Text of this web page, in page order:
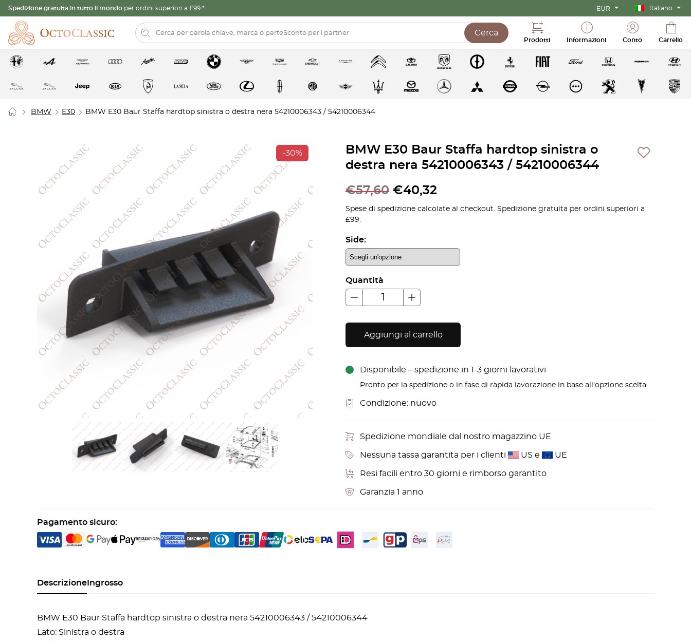
Spedizione gratuita in tutto il mondo per ordini superiori a £99.* EUR Italiano
Cerca
Prodotti Informazioni Conto Carrello
BMW E30 BMW E30 Baur Staffa hardtop sinistra o destra nera 54210006343 / 54210006344
-30%
BMW E30 Baur Staffa hardtop sinistra o
destra nera 54210006343 / 54210006344
€57,60 €40,32
Spese di spedizione calcolate al checkout. Spedizione gratuita per ordini superiori a
£99.
Side:
Quantità
Aggiungi al carrello
Disponibile – spedizione in 1-3 giorni lavorativi
Pronto per la spedizione o in fase di rapida lavorazione in base all'opzione scelta.
Condizione: nuovo
Spedizione mondiale dal nostro magazzino UE
Nessuna tassa garantita per i clienti US e UE
Resi facili entro 30 giorni e rimborso garantito
Garanzia 1 anno
Pagamento sicuro:
Descrizione Ingrosso
BMW E30 Baur Staffa hardtop sinistra o destra nera 54210006343 / 54210006344
Lato: Sinistra o destra